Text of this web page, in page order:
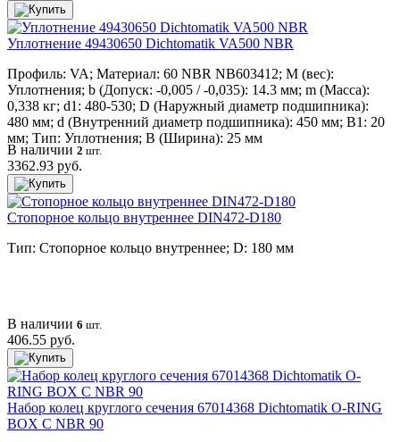
Уплотнение 49430650 Dichtomatik VA500 NBR
Профиль: VA; Материал: 60 NBR NB603412; M (вес):
Уплотнения; b (Допуск: -0,005 / -0,035): 14.3 мм; m (Масса):
0,338 кг; d1: 480-530; D (Наружный диаметр подшипника):
480 мм; d (Внутренний диаметр подшипника): 450 мм; B1: 20
мм; Тип: Уплотнения; B (Ширина): 25 мм
В наличии 2 шт.
3362.93 руб.
Стопорное кольцо внутреннее DIN472-D180
Тип: Стопорное кольцо внутреннее; D: 180 мм
В наличии 6 шт.
406.55 руб.
Набор колец круглого сечения 67014368 Dichtomatik O-RING
BOX C NBR 90